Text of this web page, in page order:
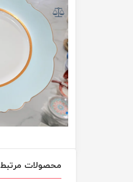
محصولات مرتبط